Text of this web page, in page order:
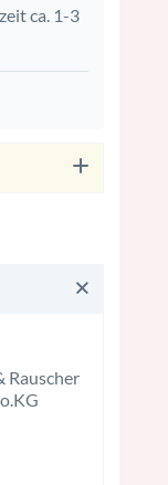
ca. 1-3
Rauscher